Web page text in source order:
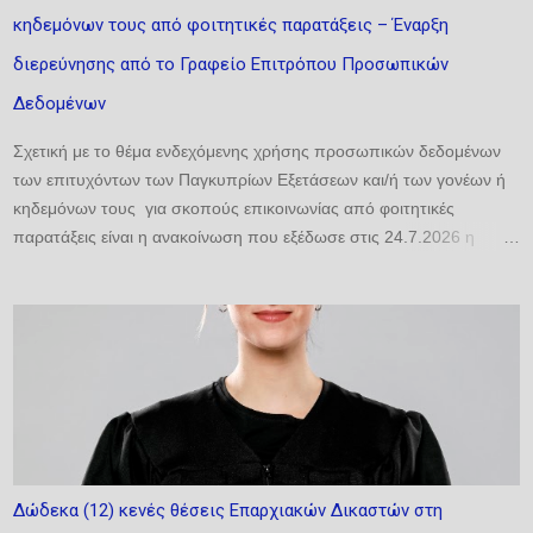
κλιματικής αλλαγής και των γεωπολιτικών κρίσεων. ...
κηδεμόνων τους από φοιτητικές παρατάξεις – Έναρξη
διερεύνησης από το Γραφείο Επιτρόπου Προσωπικών
Δεδομένων
Σχετική με το θέμα ενδεχόμενης χρήσης προσωπικών δεδομένων
των επιτυχόντων των Παγκυπρίων Εξετάσεων και/ή των γονέων ή
κηδεμόνων τους για σκοπούς επικοινωνίας από φοιτητικές
παρατάξεις είναι η ανακοίνωση που εξέδωσε στις 24.7.2026 η
χρήσης προσωπικών δεδομένων επιτυχόντων και/ή των γονέων ή
κηδεμόνων τους για σκοπούς επικοινωνίας από φοιτητικές
παρατάξεις τέθηκε ήδη ενώπιόν της από γονείς και οργανωμένα
σύνολα και έχει τεθεί υπό διερεύνηση στο πλαίσιο των
αρμοδιοτήτων της. Προς διασφάλιση της ορθής, πλήρους και
αποτελεσματικής διερεύνησης του εν λόγω ζητήματος από την
πολυδιάστατο ζήτημα, το οποίο ενδέχεται να περιλαμβάνει
Δώδεκα (12) κενές θέσεις Επαρχιακών Δικαστών στη